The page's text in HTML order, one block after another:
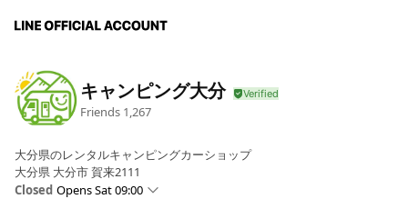
キャンピング大分
Friends 1,267
大分県のレンタルキャンピングカーショップ
大分県 大分市 賀来2111
Closed Opens Sat 09:00